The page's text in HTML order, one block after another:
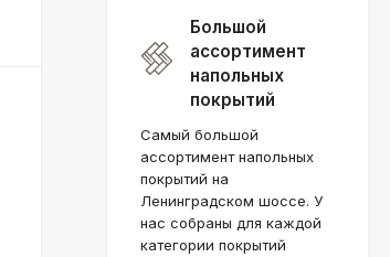
Большой
ассортимент
напольных
покрытий
Самый большой
ассортимент напольных
покрытий на
Ленинградском шоссе. У
нас собраны для каждой
категории покрытий